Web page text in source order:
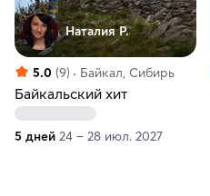
Наталия Р.
5.0 (9) Байкал, Сибирь
Байкальский хит
5 дней 24 – 28 июл. 2027